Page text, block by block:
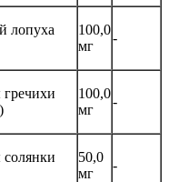
лопуха
100,0
мг
-
100,0
мг
-
50,0
мг
-